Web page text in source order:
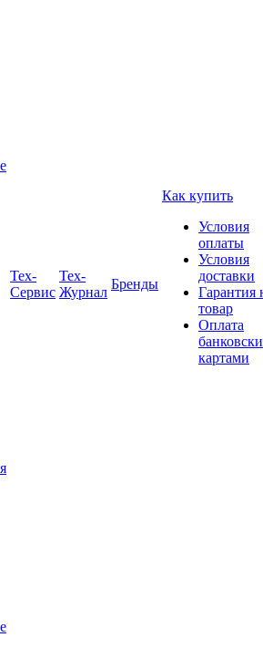
Tex-
Сервис
Тех-
Журнал
Бренды
Как купить
Условия
оплаты
Условия
доставки
Гарантия
товар
Оплата
картами